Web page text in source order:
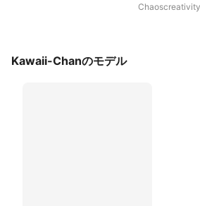
Chaoscreativity
Kawaii-Chanのモデル